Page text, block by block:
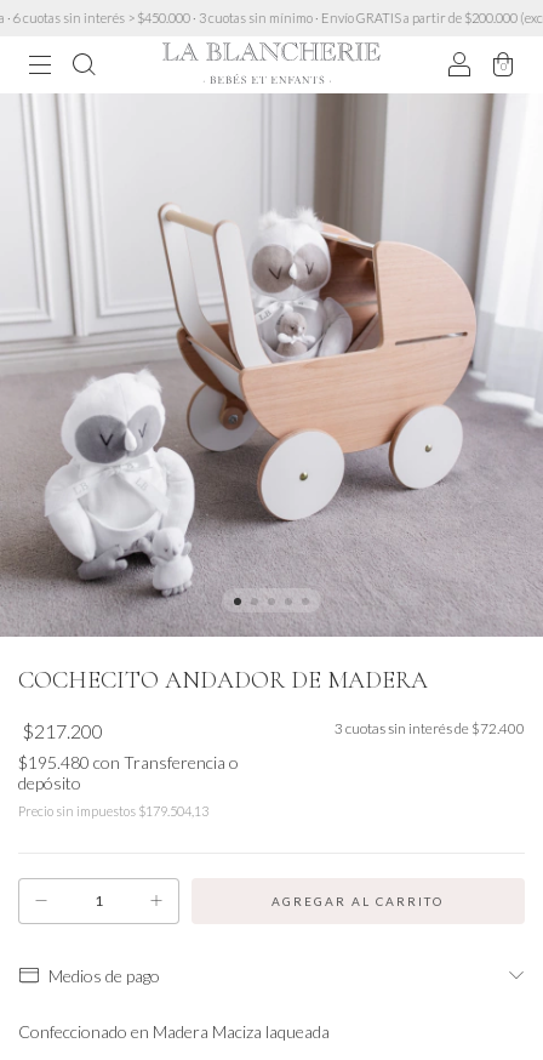
sin interés > $450.000 · 3 cuotas sin mínimo · Envío GRATIS a partir de $200.000 (excepto
0
COCHECITO ANDADOR DE MADERA
$217.200
$195.480 con Transferencia o
depósito
Precio sin impuestos $179.504,13
3 cuotas sin interés de $72.400
Medios de pago
Confeccionado en Madera Maciza laqueada